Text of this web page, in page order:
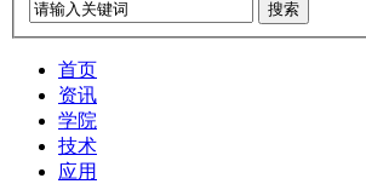
搜索
首页
资讯
学院
技术
应用